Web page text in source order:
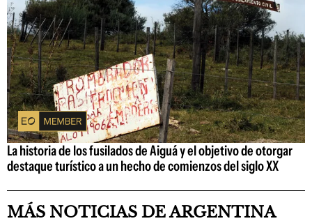
La historia de los fusilados de Aiguá y el objetivo de otorgar
destaque turístico a un hecho de comienzos del siglo XX
MÁS NOTICIAS DE ARGENTINA